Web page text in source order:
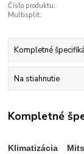
Číslo produktu:
Multisplit:
Kompletné
Na stiahnutie
Kompletné
Klimatizácia